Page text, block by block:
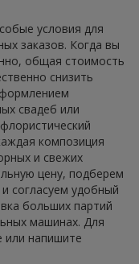
условия для
заказов. Когда вы
общая стоимость
снизить
свадеб или
композиция
и свежих
цену, подберем
согласуем удобный
больших партий
машинах. Для
или напишите